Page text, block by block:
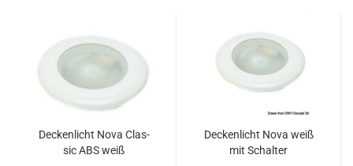
De­cken­licht Nova Clas­
sic ABS weiß
De­cken­licht Nova weiß
mit Schal­ter